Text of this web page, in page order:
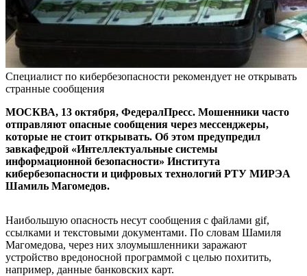
Специалист по кибербезопасности рекомендует не открывать
странные сообщения
МОСКВА, 13 октября, ФедералПресс. Мошенники часто
отправляют опасные сообщения через мессенджеры,
которые не стоит открывать. Об этом предупредил
завкафедрой «Интеллектуальные системы
информационной безопасности» Института
кибербезопасности и цифровых технологий РТУ МИРЭА
Шамиль Магомедов.
Наибольшую опасность несут сообщения с файлами gif,
ссылками и текстовыми документами. По словам Шамиля
Магомедова, через них злоумышленники заражают
устройство вредоносной программой с целью похитить,
например, данные банковских карт.